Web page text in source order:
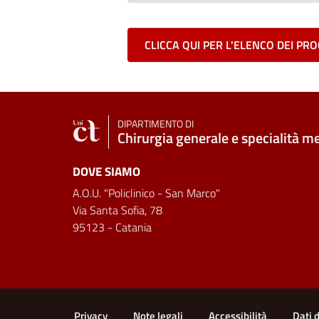
CLICCA QUI PER L'ELENCO DEI
DIPARTIMENTO DI
Chirurgia generale e specialità
DOVE SIAMO
A.O.U. "Policlinico - San Marco"
Via Santa Sofia, 78
95123 - Catania